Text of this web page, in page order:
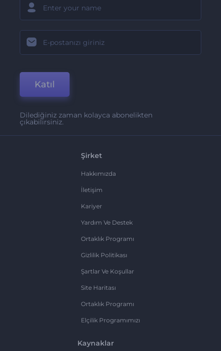
Katıl
Dilediğiniz zaman kolayca abonelikten
çıkabilirsiniz.
Şirket
Hakkımızda
İletişim
Kariyer
Yardım Ve Destek
Ortaklık Programı
Gizlilik Politikası
Şartlar Ve Koşullar
Site Haritası
Ortaklık Programı
Elçilik Programımızı
Kaynaklar